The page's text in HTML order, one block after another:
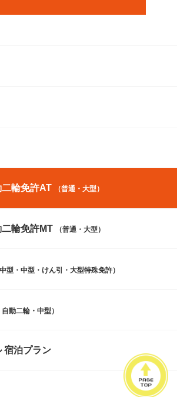
輪免許AT （普通・大型）
輪免許MT （普通・大型）
中型・中型・けん引・大型特殊免許）
動二輪・中型）
宿泊プラン